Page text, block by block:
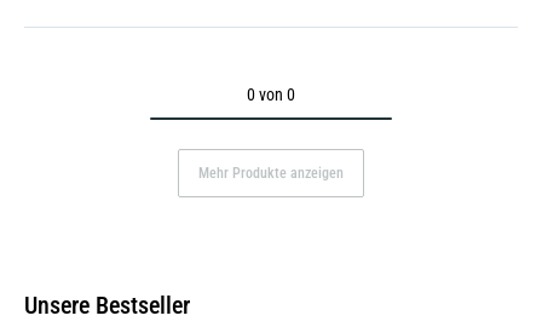
0 von 0
Mehr Produkte anzeigen
Unsere Bestseller